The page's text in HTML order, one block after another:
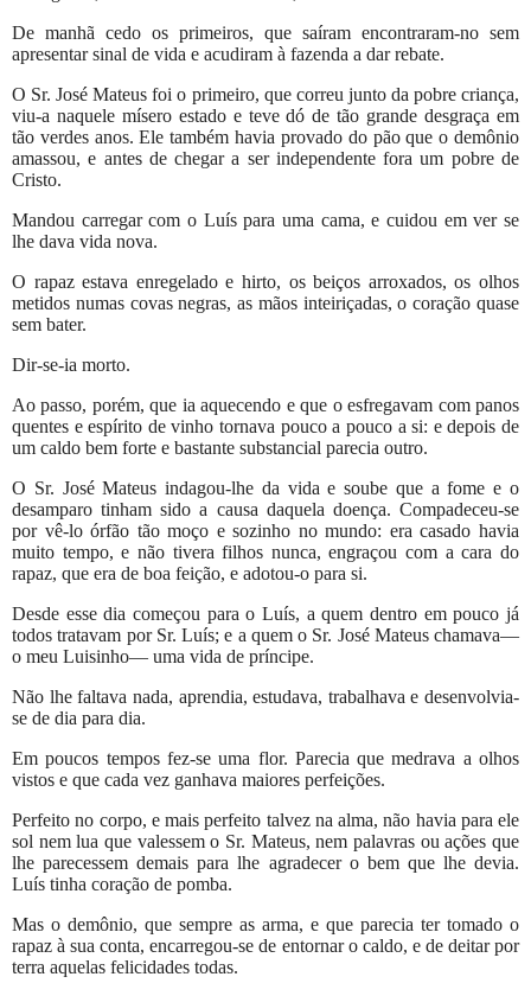
De manhã cedo os primeiros, que saíram encontraram-no sem
apresentar sinal de vida e acudiram à fazenda a dar rebate.
O Sr. José Mateus foi o primeiro, que correu junto da pobre criança,
viu-a naquele mísero estado e teve dó de tão grande desgraça em
tão verdes anos. Ele também havia provado do pão que o demônio
amassou, e antes de chegar a ser independente fora um pobre de
Cristo.
Mandou carregar com o Luís para uma cama, e cuidou em ver se
lhe dava vida nova.
O rapaz estava enregelado e hirto, os beiços arroxados, os olhos
metidos numas covas negras, as mãos inteiriçadas, o coração quase
sem bater.
Dir-se-ia morto.
Ao passo, porém, que ia aquecendo e que o esfregavam com panos
quentes e espírito de vinho tornava pouco a pouco a si: e depois de
um caldo bem forte e bastante substancial parecia outro.
O Sr. José Mateus indagou-lhe da vida e soube que a fome e o
desamparo tinham sido a causa daquela doença. Compadeceu-se
por vê-lo órfão tão moço e sozinho no mundo: era casado havia
muito tempo, e não tivera filhos nunca, engraçou com a cara do
rapaz, que era de boa feição, e adotou-o para si.
Desde esse dia começou para o Luís, a quem dentro em pouco já
todos tratavam por Sr. Luís; e a quem o Sr. José Mateus chamava—
o meu Luisinho— uma vida de príncipe.
Não lhe faltava nada, aprendia, estudava, trabalhava e desenvolvia-
se de dia para dia.
Em poucos tempos fez-se uma flor. Parecia que medrava a olhos
vistos e que cada vez ganhava maiores perfeições.
Perfeito no corpo, e mais perfeito talvez na alma, não havia para ele
sol nem lua que valessem o Sr. Mateus, nem palavras ou ações que
lhe parecessem demais para lhe agradecer o bem que lhe devia.
Luís tinha coração de pomba.
Mas o demônio, que sempre as arma, e que parecia ter tomado o
rapaz à sua conta, encarregou-se de entornar o caldo, e de deitar por
terra aquelas felicidades todas.